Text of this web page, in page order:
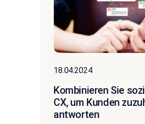
18.04.2024
Kombinieren Sie
CX, um Kunden
antworten